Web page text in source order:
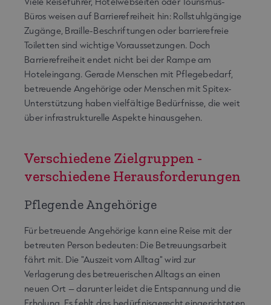
Büros weisen auf Barrierefreiheit hin: Rollstuhlgängige
Zugänge, Braille-Beschriftungen oder barrierefreie
Toiletten sind wichtige Voraussetzungen. Doch
Barrierefreiheit endet nicht bei der Rampe am
Hoteleingang. Gerade Menschen mit Pflegebedarf,
betreuende Angehörige oder Menschen mit Spitex-
Unterstützung haben vielfältige Bedürfnisse, die weit
über infrastrukturelle Aspekte hinausgehen.
Verschiedene Zielgruppen -
verschiedene Herausforderungen
Pflegende Angehörige
Für betreuende Angehörige kann eine Reise mit der
betreuten Person bedeuten: Die Betreuungsarbeit
fährt mit. Die "Auszeit vom Alltag" wird zur
Verlagerung des betreuerischen Alltags an einen
neuen Ort – darunter leidet die Entspannung und die